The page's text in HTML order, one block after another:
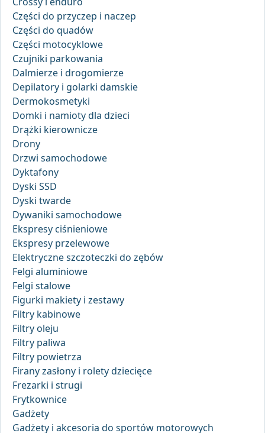
Części do przyczep i naczep
Części do quadów
Części motocyklowe
Czujniki parkowania
Dalmierze i drogomierze
Depilatory i golarki damskie
Dermokosmetyki
Domki i namioty dla dzieci
Drążki kierownicze
Drony
Drzwi samochodowe
Dyktafony
Dyski SSD
Dyski twarde
Dywaniki samochodowe
Ekspresy ciśnieniowe
Ekspresy przelewowe
Elektryczne szczoteczki do zębów
Felgi aluminiowe
Felgi stalowe
Figurki makiety i zestawy
Filtry kabinowe
Filtry oleju
Filtry paliwa
Filtry powietrza
Firany zasłony i rolety dziecięce
Frezarki i strugi
Frytkownice
Gadżety
Gadżety i akcesoria do sportów motorowych